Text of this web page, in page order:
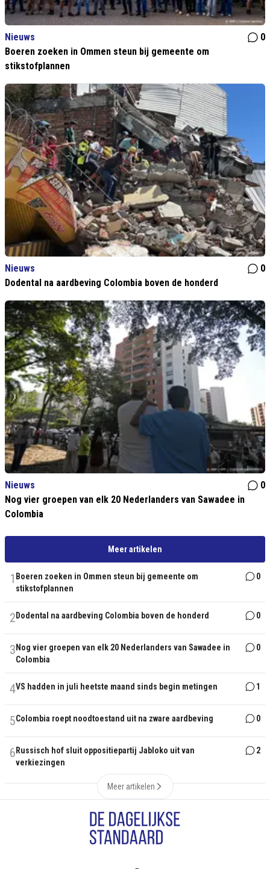
Nieuws
0
Boeren zoeken in Ommen steun bij gemeente om
stikstofplannen
Nieuws
0
Dodental na aardbeving Colombia boven de honderd
Nieuws
0
Nog vier groepen van elk 20 Nederlanders van Sawadee in
Colombia
Meer artikelen
1 Boeren zoeken in Ommen steun bij gemeente om
stikstofplannen
0
2 Dodental na aardbeving Colombia boven de honderd 0
3 Nog vier groepen van elk 20 Nederlanders van Sawadee in
Colombia
0
4VS hadden in juli heetste maand sinds begin metingen 1
5Colombia roept noodtoestand uit na zware aardbeving 0
6 Russisch hof sluit oppositiepartij Jabloko uit van
verkiezingen
2
Meer artikelen